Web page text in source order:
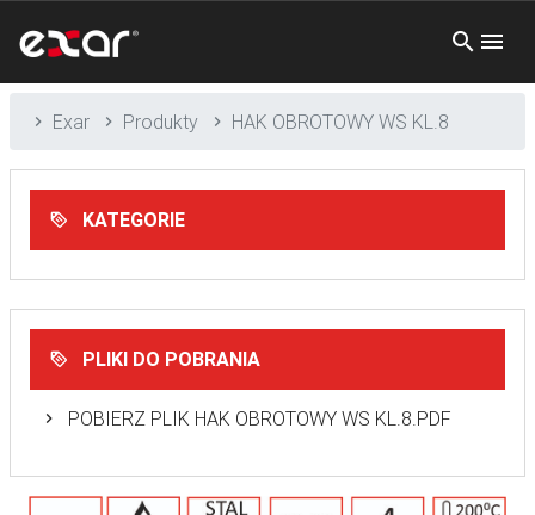
Exar Produkty HAK OBROTOWY WS KL.8
KATEGORIE
PLIKI DO POBRANIA
POBIERZ PLIK HAK OBROTOWY WS KL.8.PDF